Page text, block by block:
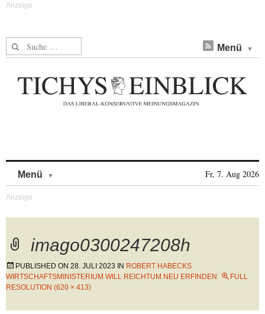
Suche nach: Menü
Menü Fr, 7. Aug 2026
imago0300247208h
PUBLISHED ON 28. JULI 2023 IN ROBERT HABECKS
WIRTSCHAFTSMINISTERIUM WILL REICHTUM NEU ERFINDEN
FULL
RESOLUTION (620 × 413)